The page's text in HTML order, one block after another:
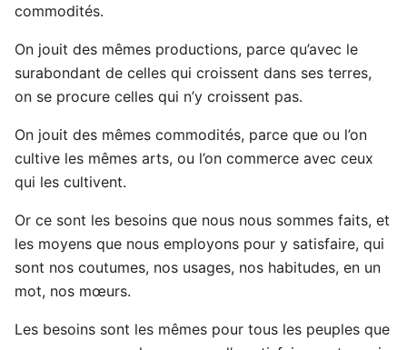
commodités.
On jouit des mêmes productions, parce qu’avec le
surabondant de celles qui croissent dans ses terres,
on se procure celles qui n’y croissent pas.
On jouit des mêmes commodités, parce que ou l’on
cultive les mêmes arts, ou l’on commerce avec ceux
qui les cultivent.
Or ce sont les besoins que nous nous sommes faits, et
les moyens que nous employons pour y satisfaire, qui
sont nos coutumes, nos usages, nos habitudes, en un
mot, nos mœurs.
Les besoins sont les mêmes pour tous les peuples que